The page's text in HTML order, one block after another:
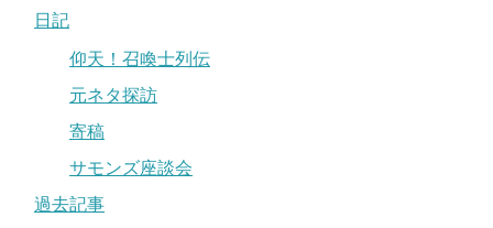
日記
仰天！召喚士列伝
元ネタ探訪
寄稿
サモンズ座談会
過去記事